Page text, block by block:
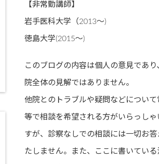
【非常勤講師】
岩手医科大学（2013～)
徳島大学(2015～)
このブログの内容は個人の意見であり
院全体の見解ではありません。
他院とのトラブルや疑問などについて
等で相談を希望される方がいらっしゃ
すが、診察なしでの相談には一切お答
たしません。また、ここに書いている